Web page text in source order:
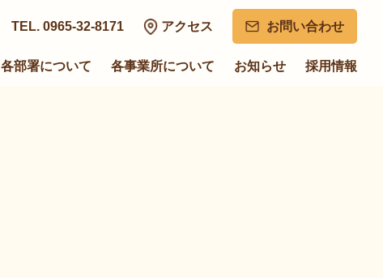
TEL. 0965-32-8171 アクセス お問い合わせ
各部署について 各事業所について お知らせ 採用情報